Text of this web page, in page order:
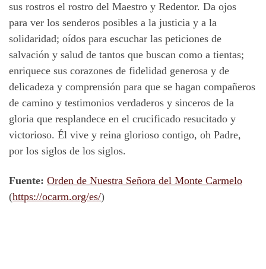
sus rostros el rostro del Maestro y Redentor. Da ojos
para ver los senderos posibles a la justicia y a la
solidaridad; oídos para escuchar las peticiones de
salvación y salud de tantos que buscan como a tientas;
enriquece sus corazones de fidelidad generosa y de
delicadeza y comprensión para que se hagan compañeros
de camino y testimonios verdaderos y sinceros de la
gloria que resplandece en el crucificado resucitado y
victorioso. Él vive y reina glorioso contigo, oh Padre,
por los siglos de los siglos.
Fuente: Orden de Nuestra Señora del Monte Carmelo
(https://ocarm.org/es/)